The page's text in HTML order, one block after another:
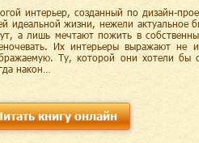
интерьер, созданный по дизайн-
идеальной жизни, нежели актуальное
а лишь мечтают пожить в
Их интерьеры выражают не
Ту, которой они хотели бы
након…
книгу онлайн